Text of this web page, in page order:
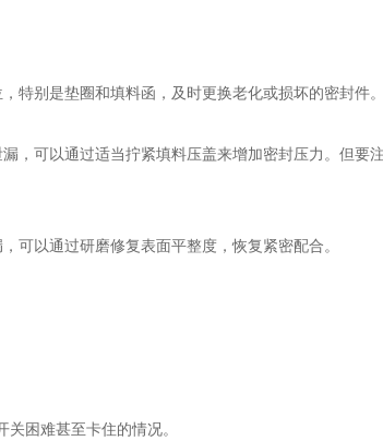
别是垫圈和填料函，及时更换老化或损坏的密封件。
可以通过适当拧紧填料压盖来增加密封压力。但要
以通过研磨修复表面平整度，恢复紧密配合。
困难甚至卡住的情况。